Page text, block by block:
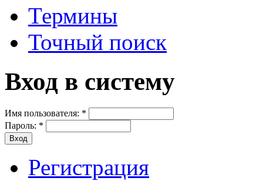
Термины
Точный поиск
Вход в систему
Имя пользователя: *
Пароль: *
Регистрация